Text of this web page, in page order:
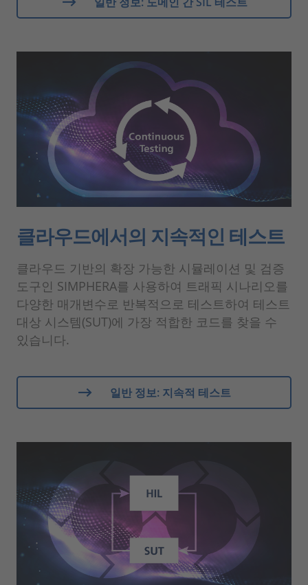
클라우드에서의 지속적인 테스트
클라우드 기반의 확장 가능한 시뮬레이션 및 검증
도구인 SIMPHERA를 사용하여 트래픽 시나리오를
다양한 매개변수로 반복적으로 테스트하여 테스트
대상 시스템(SUT)에 가장 적합한 코드를 찾을 수
있습니다.
일반 정보: 지속적 테스트